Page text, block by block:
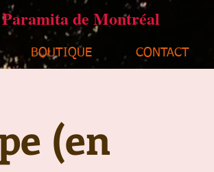
de Montréal
BOUTIQUE CONTACT
(en